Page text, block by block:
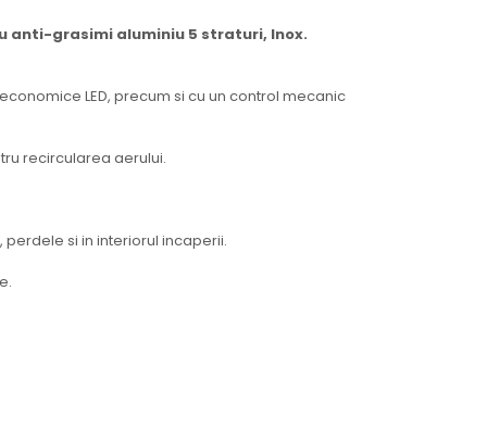
anti-grasimi aluminiu 5 straturi, Inox.
LED, precum si cu un control mecanic
recircularea aerului.
si in interiorul incaperii.